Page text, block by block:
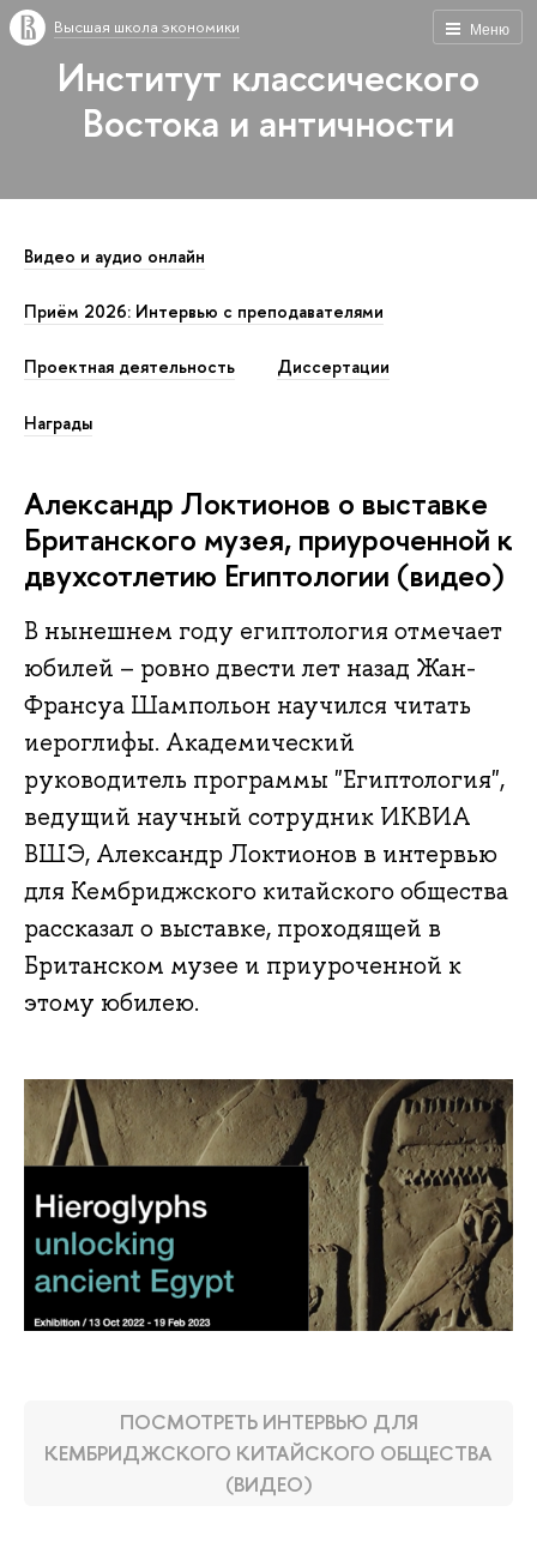
Меню
Высшая школа экономики
Институт классического
Востока и античности
Видео и аудио онлайн
Приём 2026: Интервью с преподавателями
Проектная деятельность Диссертации
Награды
Александр Локтионов о выставке
Британского музея, приуроченной к
двухсотлетию Египтологии (видео)
В нынешнем году египтология отмечает
юбилей – ровно двести лет назад Жан-
Франсуа Шампольон научился читать
иероглифы. Академический
руководитель программы "Египтология",
ведущий научный сотрудник ИКВИА
ВШЭ, Александр Локтионов в интервью
для Кембриджского китайского общества
рассказал о выставке, проходящей в
Британском музее и приуроченной к
этому юбилею.
ПОСМОТРЕТЬ ИНТЕРВЬЮ ДЛЯ
КЕМБРИДЖСКОГО КИТАЙСКОГО ОБЩЕСТВА
(ВИДЕО)